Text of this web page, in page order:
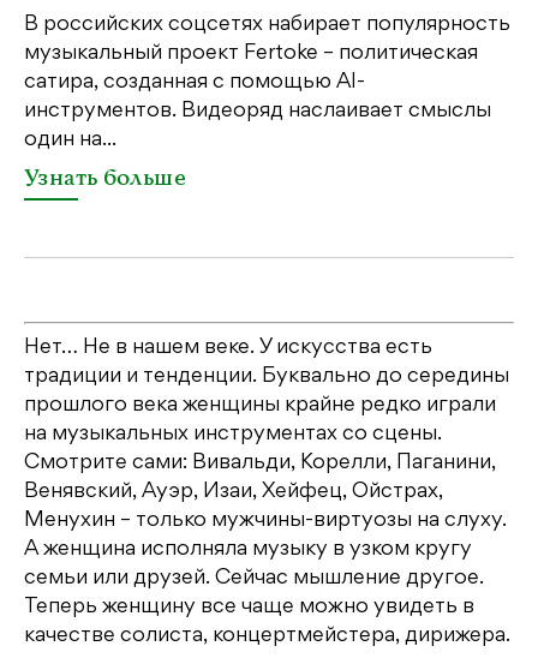
В российских соцсетях набирает популярность
музыкальный проект Fertoke – политическая
сатира, созданная с помощью AI-
инструментов. Видеоряд наслаивает смыслы
один на...
Узнать больше
Нет… Не в нашем веке. У искусства есть
традиции и тенденции. Буквально до середины
прошлого века женщины крайне редко играли
на музыкальных инструментах со сцены.
Смотрите сами: Вивальди, Корелли, Паганини,
Венявский, Ауэр, Изаи, Хейфец, Ойстрах,
Менухин – только мужчины-виртуозы на слуху.
А женщина исполняла музыку в узком кругу
семьи или друзей. Сейчас мышление другое.
Теперь женщину все чаще можно увидеть в
качестве солиста, концертмейстера, дирижера.